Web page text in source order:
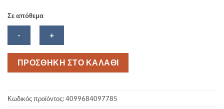
Σε απόθεμα
PUMA
Circle
Bag
ΠΡΟΣΘΗΚΗ ΣΤΟ ΚΑΛΑΘΙ
Κωδικός προϊόντος:4099684097785